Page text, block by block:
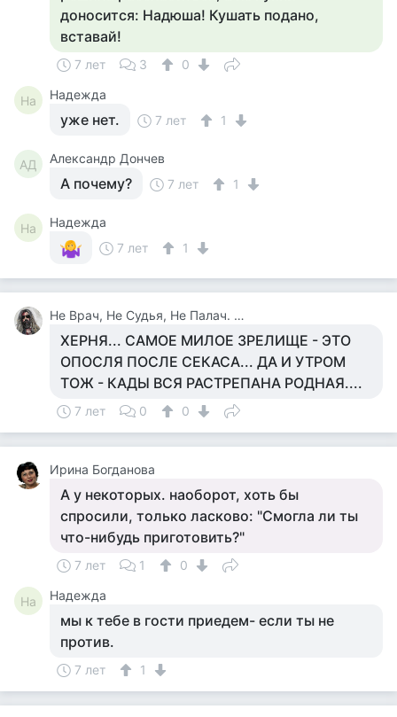
доносится: Надюша! Кушать подано,
вставай!
7 лет 3 0
На Надежда
уже нет. 7 лет 1
АД Александр Дончев
А почему? 7 лет 1
На
Надежда
7 лет
1
Не Врач, Не Судья, Не Палач. Веселюсь И Дурачусь
ХЕРНЯ... САМОЕ МИЛОЕ ЗРЕЛИЩЕ - ЭТО
ОПОСЛЯ ПОСЛЕ СЕКАСА... ДА И УТРОМ
ТОЖ - КАДЫ ВСЯ РАСТРЕПАНА РОДНАЯ....
7 лет 0 0
Ирина Богданова
А у некоторых. наоборот, хоть бы
спросили, только ласково: "Смогла ли ты
что-нибудь приготовить?"
7 лет 1 0
На Надежда
мы к тебе в гости приедем- если ты не
против.
7 лет 1